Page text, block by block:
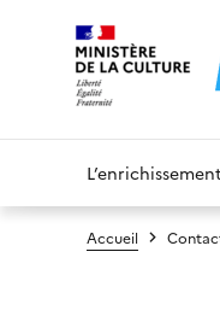
Accueil